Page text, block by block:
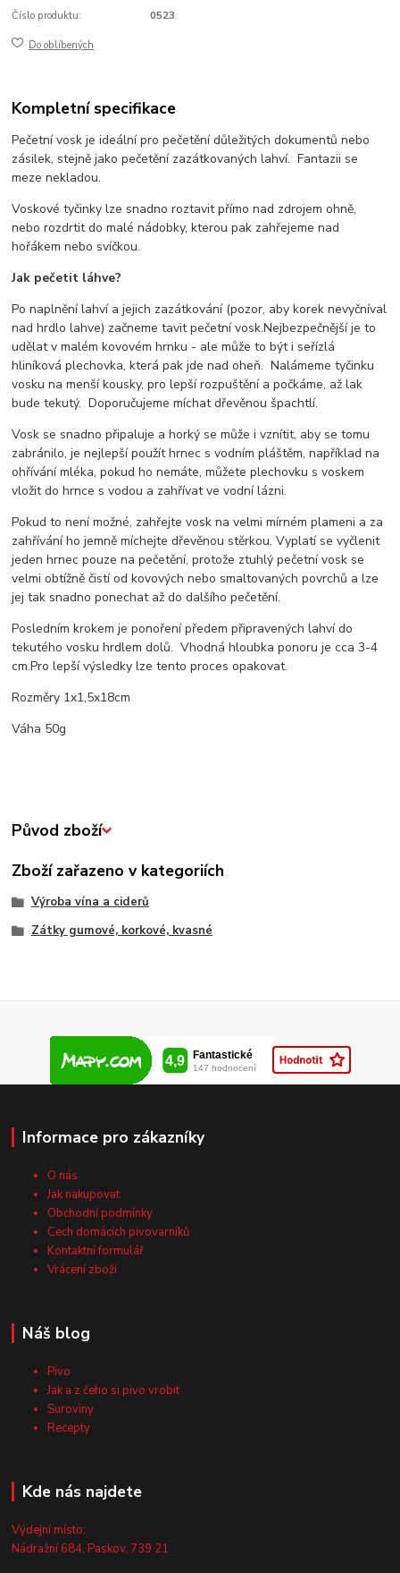
Číslo produktu: 0523
Do oblíbených
Kompletní specifikace
Pečetní vosk je ideální pro pečetění důležitých dokumentů nebo
zásilek, stejně jako pečetění zazátkovaných lahví. Fantazii se
meze nekladou.
Voskové tyčinky lze snadno roztavit přímo nad zdrojem ohně,
nebo rozdrtit do malé nádobky, kterou pak zahřejeme nad
hořákem nebo svíčkou.
Jak pečetit láhve?
Po naplnění lahví a jejich zazátkování (pozor, aby korek nevyčníval
nad hrdlo lahve) začneme tavit pečetní vosk.Nejbezpečnější je to
udělat v malém kovovém hrnku - ale může to být i seřízlá
hliníková plechovka, která pak jde nad oheň. Nalámeme tyčinku
vosku na menší kousky, pro lepší rozpuštění a počkáme, až lak
bude tekutý. Doporučujeme míchat dřevěnou špachtlí.
Vosk se snadno připaluje a horký se může i vznítit, aby se tomu
zabránilo, je nejlepší použít hrnec s vodním pláštěm, například na
ohřívání mléka, pokud ho nemáte, můžete plechovku s voskem
vložit do hrnce s vodou a zahřívat ve vodní lázni.
Pokud to není možné, zahřejte vosk na velmi mírném plameni a za
zahřívání ho jemně míchejte dřevěnou stěrkou. Vyplatí se vyčlenit
jeden hrnec pouze na pečetění, protože ztuhlý pečetní vosk se
velmi obtížně čistí od kovových nebo smaltovaných povrchů a lze
jej tak snadno ponechat až do dalšího pečetění.
Posledním krokem je ponoření předem připravených lahví do
tekutého vosku hrdlem dolů. Vhodná hloubka ponoru je cca 3-4
cm.Pro lepší výsledky lze tento proces opakovat.
Rozměry 1x1,5x18cm
Váha 50g
Původ zboží
Zboží zařazeno v kategoriích
Výroba vína a ciderů
Zátky gumové, korkové, kvasné
Informace pro zákazníky
O nás
Jak nakupovat
Obchodní podmínky
Cech domácích pivovarníků
Kontaktní formulář
Vrácení zboží
Náš blog
Pivo
Jak a z čeho si pivo vrobit
Suroviny
Recepty
Kde nás najdete
Výdejní místo:
Nádražní 684, Paskov, 739 21